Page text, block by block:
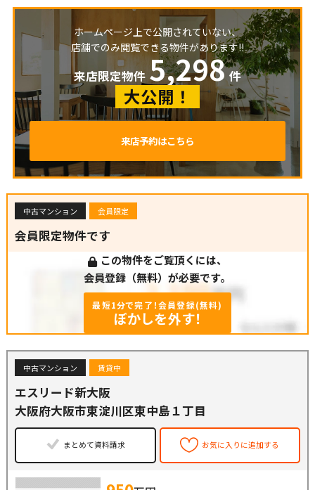
ホームページ上で公開されていない、
店舗でのみ閲覧できる物件があります!!
来店限定物件 5,298 件
大公開！
来店予約はこちら
中古マンション 会員限定
会員限定物件です
この物件をご覧頂くには、
会員登録（無料）が必要です。
最短1分で完了！会員登録(無料)
ぼかしを外す！
中古マンション 賃貸中
エスリード新大阪
大阪府大阪市東淀川区東中島１丁目
まとめて資料請求 お気に入りに追加する